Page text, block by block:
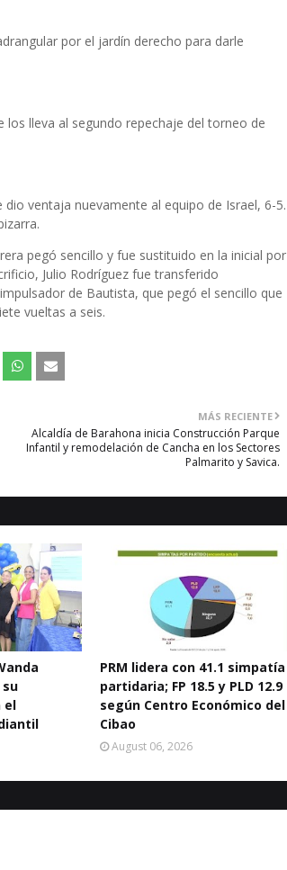
por el jardín derecho para darle
lleva al segundo repechaje del torneo de
ventaja nuevamente al equipo de Israel, 6-5.
pegó sencillo y fue sustituido en la inicial por
Julio Rodríguez fue transferido
de Bautista, que pegó el sencillo que
vueltas a seis.
MÁS RECIENTE
Alcaldía de Barahona inicia Construcción Parque
Infantil y remodelación de Cancha en los Sectores
Palmarito y Savica.
su
el
PRM lidera con 41.1 simpatía
partidaria; FP 18.5 y PLD 12.9
según Centro Económico del
Cibao
August 06, 2026